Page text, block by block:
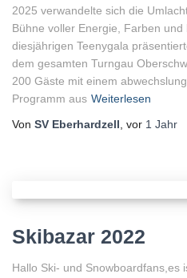
2025 verwandelte sich die
Bühne voller Energie, Farben
diesjährigen Teenygala
dem gesamten Turngau
200 Gäste mit einem
Programm aus Weiterlesen
Von SV Eberhardzell , vor 1 Jahr
Skibazar 2022
Hallo Ski- und Snowboardfans,es